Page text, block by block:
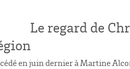
Le regard de
en juin dernier à Martine